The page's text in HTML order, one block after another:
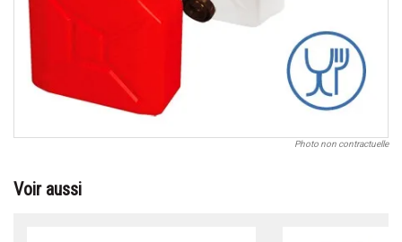
Photo non contractuelle
Voir aussi